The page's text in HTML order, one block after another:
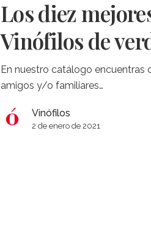
Los diez
Vinófilos de
En nuestro catálogo encuentras
amigos y/o familiares…
Vinófilos
2 de enero de 2021